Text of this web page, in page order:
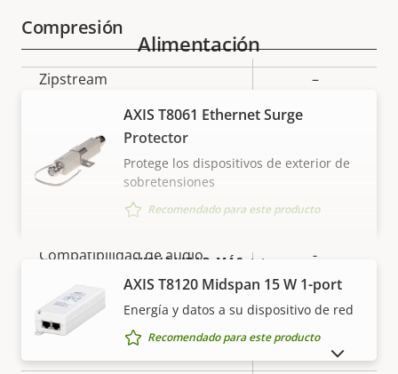
Compresión
Descripción
propiedad
Zipstream –
Baseline,
Descripción
propiedad
Valor de
la
propiedad
Compatibilidad de audio -
Integración del sistema
Detección de audio
VISUALIZAR MÁS
Alimentación
AXIS T8061 Ethernet Surge
Protector
Protege los dispositivos de exterior de
sobretensiones
Recomendado para este producto
AXIS T8120 Midspan 15 W 1-port
Energía y datos a su dispositivo de red
Recomendado para este producto